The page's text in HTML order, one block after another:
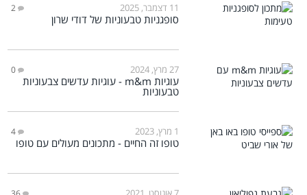
11 דצמבר, 2025 2
סופגניות טבעוניות של דודי שרון
27 מרץ, 2024 0
עוגיות m&m - עוגיות עדשים צבעוניות
טבעוניות
1 מרץ, 2023 4
טופו זה החיים - מתכונים מעולים עם טופו